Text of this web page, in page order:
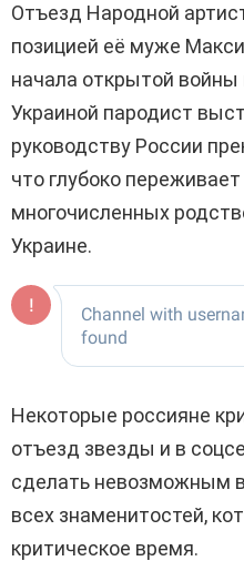
Отъезд Народной
позицией её муже
начала открытой
Украиной пародист
руководству России
что глубоко
многочисленных
Украине.
Некоторые россияне
отъезд звезды и в
сделать невозможным
всех знаменитостей,
критическое время.